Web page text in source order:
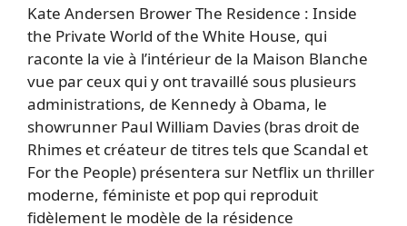
Kate Andersen Brower The Residence : Inside
the Private World of the White House, qui
raconte la vie à l’intérieur de la Maison Blanche
vue par ceux qui y ont travaillé sous plusieurs
administrations, de Kennedy à Obama, le
showrunner Paul William Davies (bras droit de
Rhimes et créateur de titres tels que Scandal et
For the People) présentera sur Netflix un thriller
moderne, féministe et pop qui reproduit
fidèlement le modèle de la résidence